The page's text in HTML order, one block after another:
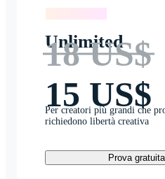
Unlimited
18 US$
15 US$
Per creatori più grandi che
richiedono libertà creativa
Prova